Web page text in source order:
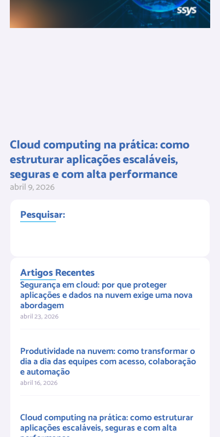
Cloud computing na prática: como
estruturar aplicações escaláveis,
seguras e com alta performance
abril 9, 2026
Pesquisar:
Artigos Recentes
Segurança em cloud: por que proteger
aplicações e dados na nuvem exige uma nova
abordagem
abril 23, 2026
Produtividade na nuvem: como transformar o
dia a dia das equipes com acesso, colaboração
e automação
abril 16, 2026
Cloud computing na prática: como estruturar
aplicações escaláveis, seguras e com alta